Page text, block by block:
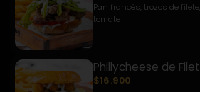
Pan francés, trozos de
tomate
Phillycheese de
$16.900